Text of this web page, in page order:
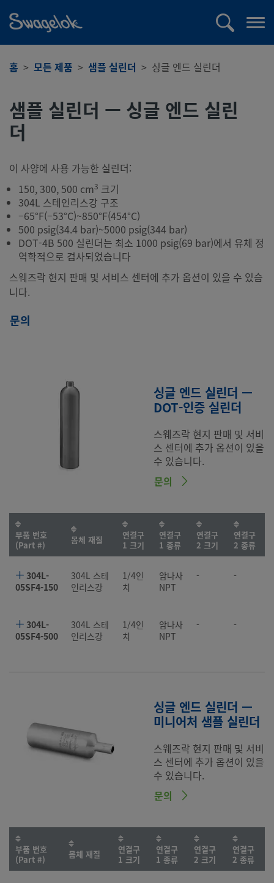
홈 모든 제품 샘플 실린더 싱글 엔드 실린더
샘플 실린더 — 싱글 엔드 실린
더
이 사양에 사용 가능한 실린더:
150, 300, 500 cm3 크기
304L 스테인리스강 구조
–65°F(–53°C)~850°F(454°C)
500 psig(34.4 bar)~5000 psig(344 bar)
DOT-4B 500 실린더는 최소 1000 psig(69 bar)에서 유체 정
역학적으로 검사되었습니다
스웨즈락 현지 판매 및 서비스 센터에 추가 옵션이 있을 수 있습
니다.
문의
싱글 엔드 실린더 —
DOT-인증 실린더
스웨즈락 현지 판매 및 서비
스 센터에 추가 옵션이 있을
수 있습니다.
문의
부품 번호
(Part #)
몸체 재질
연결구
1 크기
연결구
1 종류
연결구
2 크기
연결구
2 종류
304L-
05SF4-150
304L 스테
인리스강
1/4인
치
암나사
NPT
- -
304L-
05SF4-500
304L 스테
인리스강
1/4인
치
암나사
NPT
- -
싱글 엔드 실린더 —
미니어처 샘플 실린더
스웨즈락 현지 판매 및 서비
스 센터에 추가 옵션이 있을
수 있습니다.
문의
부품 번호
(Part #)
몸체 재질
연결구
1 크기
연결구
1 종류
연결구
2 크기
연결구
2 종류